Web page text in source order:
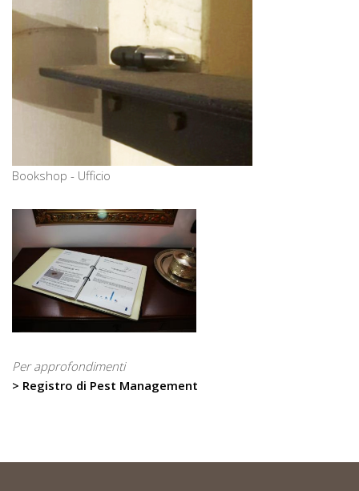
Bookshop - Ufficio
Per approfondimenti
> Registro di Pest Management